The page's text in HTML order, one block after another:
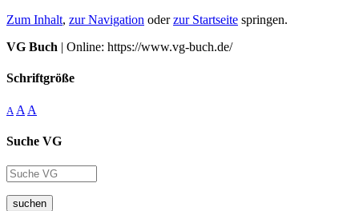
Zum Inhalt, zur Navigation oderzur Startseite springen.
VG Buch | Online: https://www.vg-buch.de/
Schriftgröße
A A A
Suche VG
suchen